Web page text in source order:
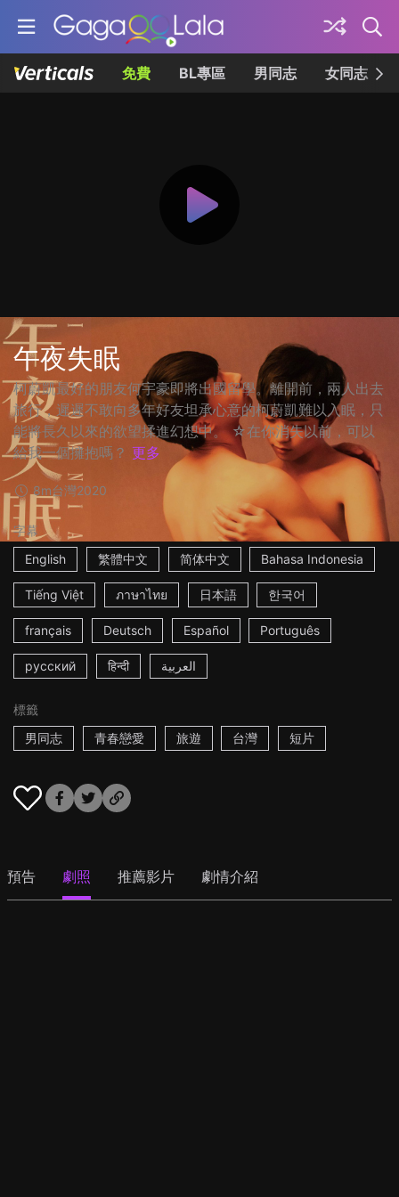
免費 BL專區 男同志 女同志
午夜失眠
柯蔚凱最好的朋友何宇豪即將出國留學。離開前，兩人出去
旅行，遲遲不敢向多年好友坦承心意的柯蔚凱難以入眠，只
能將長久以來的欲望揉進幻想中。 ☆在你消失以前，可以
給我一個擁抱嗎？ 更多
8m台灣2020
字幕
English
繁體中文 简体中文 Bahasa Indonesia
Tiếng Việt ภาษาไทย 日本語 한국어
français Deutsch Español Português
русский हिन्दी العربية
標籤
男同志
青春戀愛 旅遊 台灣 短片
預告 劇照 推薦影片 劇情介紹